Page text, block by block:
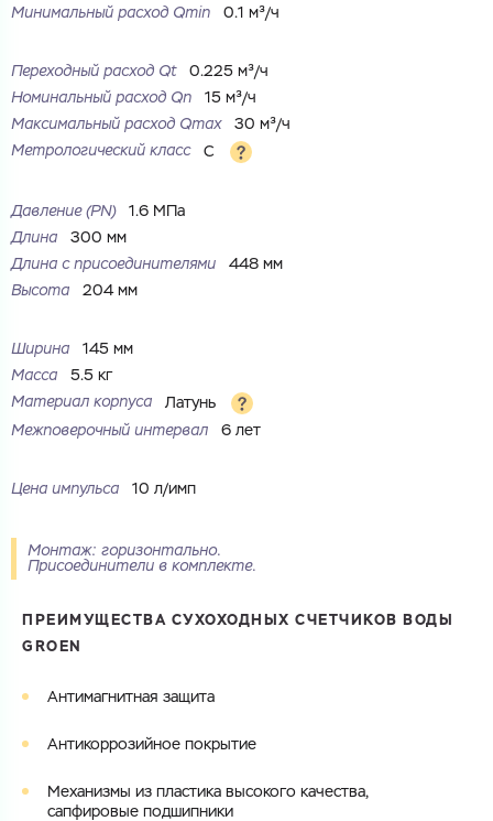
Купить как физ. лицо
Имя
получить. Мы свяжемся с вами в ближайшее время.
Минимальный расход Qmin
0.1 м³/ч
Переходный расход Qt
0.225 м³/ч
Номинальный расход Qn
15 м³/ч
Максимальный расход Qmax
30 м³/ч
Метрологический класс
C
Давление (PN)
1.6 МПа
Длина
300 мм
Длина с присоединителями
448 мм
Высота
204 мм
Ширина
145 мм
Масса
5.5 кг
Материал корпуса
Латунь
Межповерочный интервал
6 лет
Цена импульса 10 л/имп
Монтаж: горизонтально.
Присоединители в комплекте.
ПРЕИМУЩЕСТВА СУХОХОДНЫХ СЧЕТЧИКОВ ВОДЫ
GROEN
Антимагнитная защита
Антикоррозийное покрытие
Механизмы из пластика высокого качества,
сапфировые подшипники